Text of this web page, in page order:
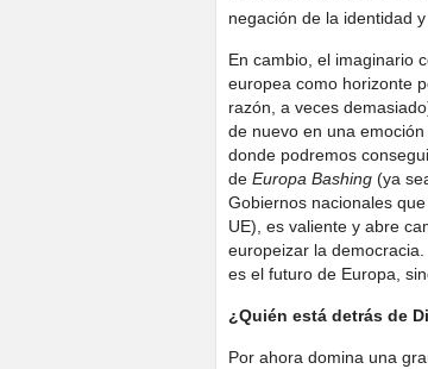
negación de la identidad
En cambio, el imaginario
europea como horizonte
razón, a veces
de nuevo en una
donde podremos
de Europa Bashing (ya
Gobiernos nacionales
UE), es valiente y abre
europeizar la
es el futuro de Europa,
¿Quién está detrás de
Por ahora domina una